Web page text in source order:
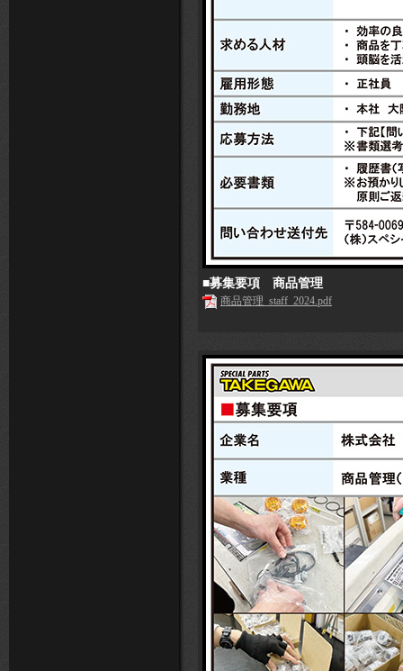
■募集要項 商品管理
商品管理_staff_2024.pdf